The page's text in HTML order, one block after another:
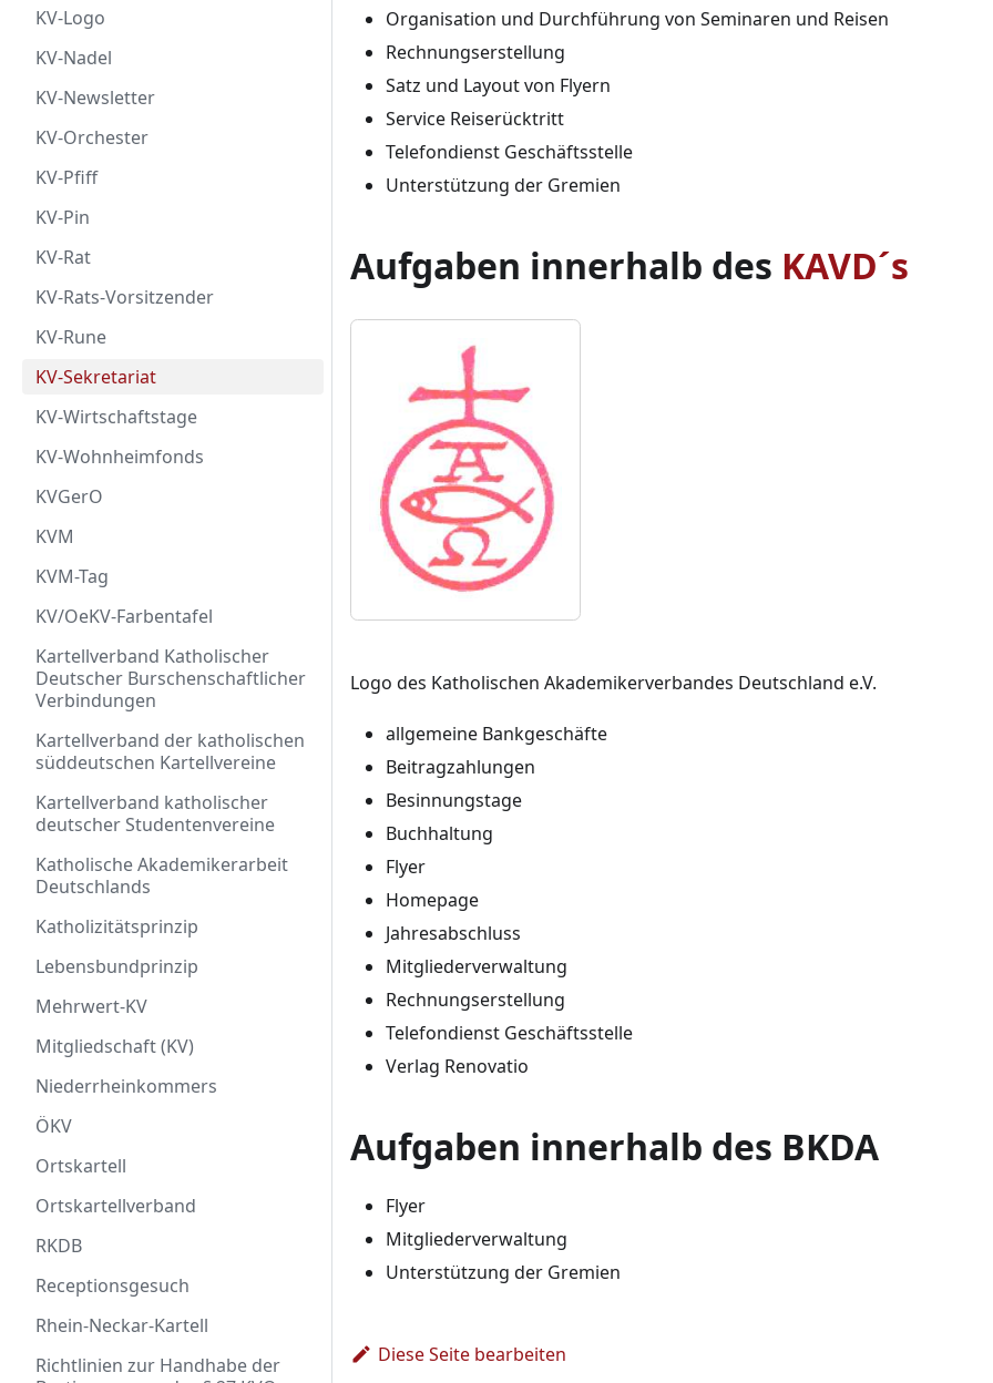
KV-Logo
KV-Nadel
KV-Newsletter
KV-Orchester
KV-Pfiff
KV-Pin
KV-Rat
KV-Rats-Vorsitzender
KV-Rune
KV-Sekretariat
KV-Wirtschaftstage
KV-Wohnheimfonds
KVGerO
KVM
KVM-Tag
KV/OeKV-Farbentafel
Kartellverband Katholischer
Deutscher Burschenschaftlicher
Verbindungen
Kartellverband der katholischen
süddeutschen Kartellvereine
Kartellverband katholischer
deutscher Studentenvereine
Katholische Akademikerarbeit
Deutschlands
Katholizitätsprinzip
Lebensbundprinzip
Mehrwert-KV
Mitgliedschaft (KV)
Niederrheinkommers
ÖKV
Ortskartell
Ortskartellverband
RKDB
Receptionsgesuch
Rhein-Neckar-Kartell
Richtlinien zur Handhabe der
Organisation und Durchführung von Seminaren und Reisen
Rechnungserstellung
Satz und Layout von Flyern
Service Reiserücktritt
Telefondienst Geschäftsstelle
Unterstützung der Gremien
Aufgaben innerhalb des KAVD´s
Logo des Katholischen Akademikerverbandes Deutschland e.V.
allgemeine Bankgeschäfte
Beitragzahlungen
Besinnungstage
Buchhaltung
Flyer
Homepage
Jahresabschluss
Mitgliederverwaltung
Rechnungserstellung
Telefondienst Geschäftsstelle
Verlag Renovatio
Aufgaben innerhalb des BKDA
Flyer
Mitgliederverwaltung
Unterstützung der Gremien
Diese Seite bearbeiten